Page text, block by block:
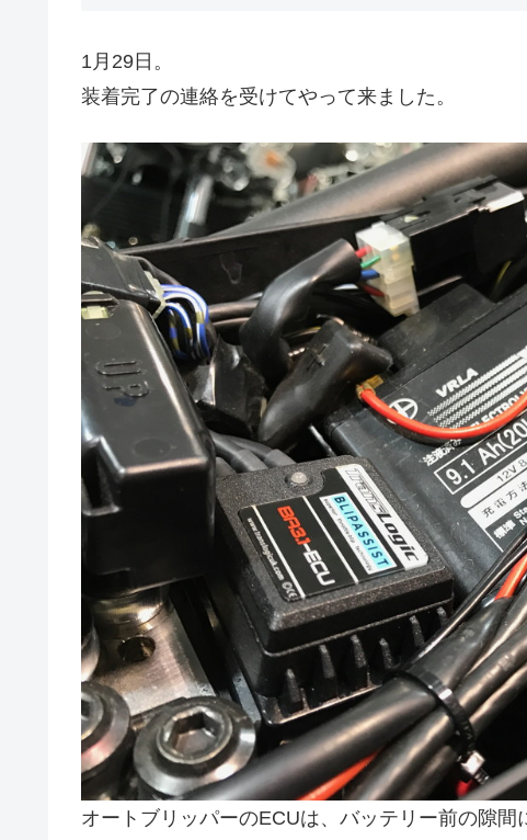
1月29日。
装着完了の連絡を受けてやって来ました。
オートブリッパーのECUは、バッテリー前の隙間